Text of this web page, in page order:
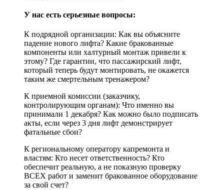
У нас есть серьезные вопросы:
К подрядной организации: Как вы объясните
падение нового лифта? Какие бракованные
компоненты или халтурный монтаж привели к
этому? Где гарантии, что пассажирский лифт,
который теперь будут монтировать, не окажется
таким же смертельным тренажером?
К приемной комиссии (заказчику,
контролирующим органам): Что именно вы
принимали 1 декабря? Как можно было подписать
акты, если через 3 дня лифт демонстрирует
фатальные сбои?
К региональному оператору капремонта и
властям: Кто несет ответственность? Кто
обеспечит реальную, а не показную проверку
ВСЕХ работ и заменит бракованное оборудование
за свой счет?